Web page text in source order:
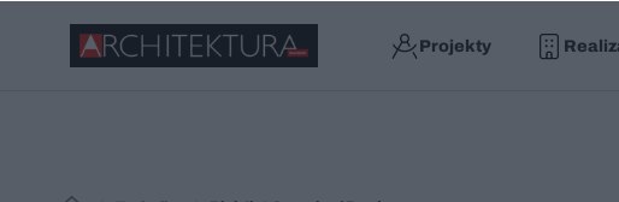
Projekty